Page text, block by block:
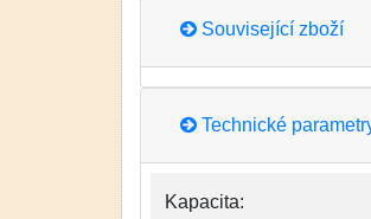
Související zboží
Technické
Kapacita: